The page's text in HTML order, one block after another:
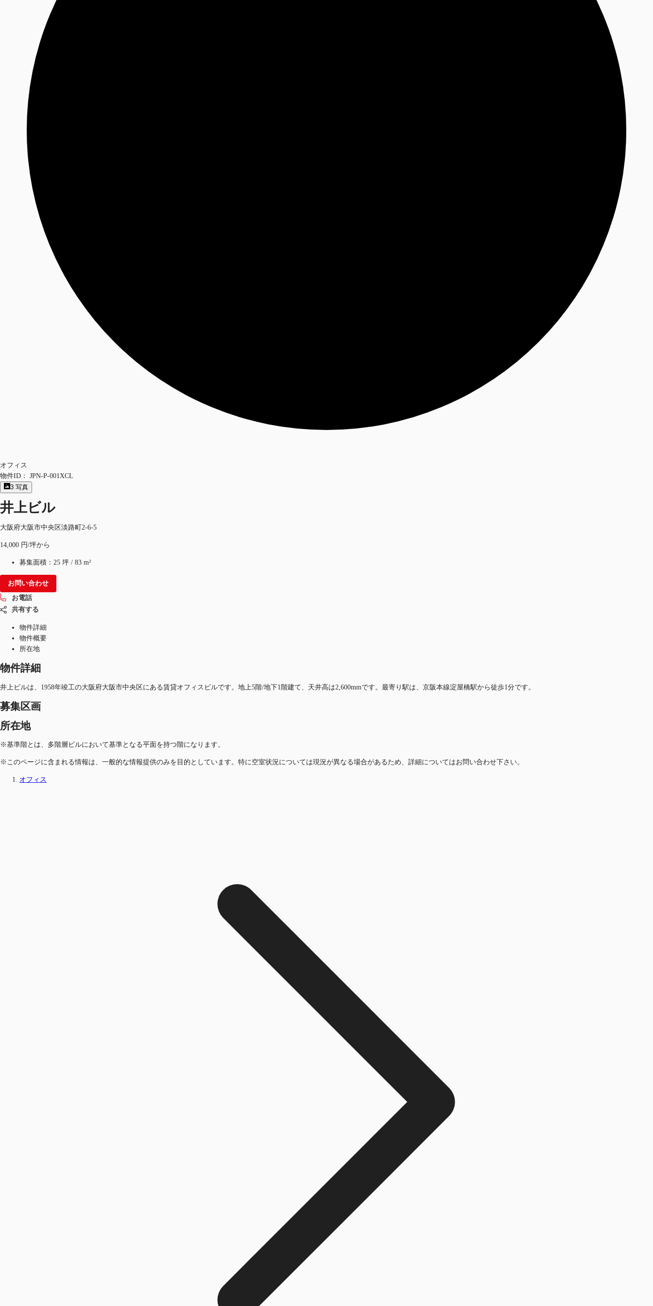
オフィス
物件ID：
JPN-P-001XCL
3 写真
井上ビル
大阪府大阪市中央区淡路町2-6-5
14,000 円/坪から
募集面積： 25 坪 / 83 m²
お問い合わせ
お電話
共有する
物件詳細
物件概要
所在地
物件詳細
井上ビルは、1958年竣工の大阪府大阪市中央区にある賃貸オフィスビルです。地上5階/地下1階建て、天井高は2,600mmです。最寄り駅は、京阪本線淀屋橋駅から徒歩1分です。
募集区画
所在地
※基準階とは、多階層ビルにおいて基準となる平面を持つ階になります。
※このページに含まれる情報は、一般的な情報提供のみを目的としています。特に空室状況については現況が異なる場合があるため、詳細についてはお問い合わせ下さい。
オフィス